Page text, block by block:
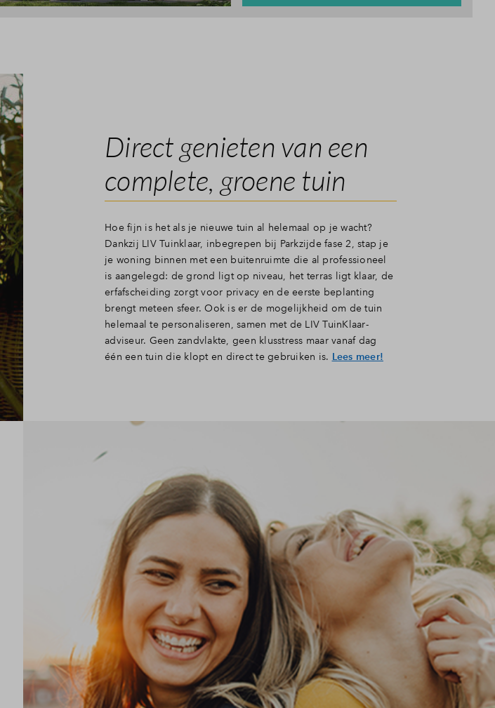
Direct genieten van een
complete, groene tuin
Hoe fijn is het als je nieuwe tuin al helemaal op je wacht?
Dankzij LIV Tuinklaar, inbegrepen bij Parkzijde fase 2, stap je
je woning binnen met een buitenruimte die al professioneel
is aangelegd: de grond ligt op niveau, het terras ligt klaar, de
erfafscheiding zorgt voor privacy en de eerste beplanting
brengt meteen sfeer. Ook is er de mogelijkheid om de tuin
helemaal te personaliseren, samen met de LIV TuinKlaar-
adviseur. Geen zandvlakte, geen klusstress maar vanaf dag
één een tuin die klopt en direct te gebruiken is. Lees meer!